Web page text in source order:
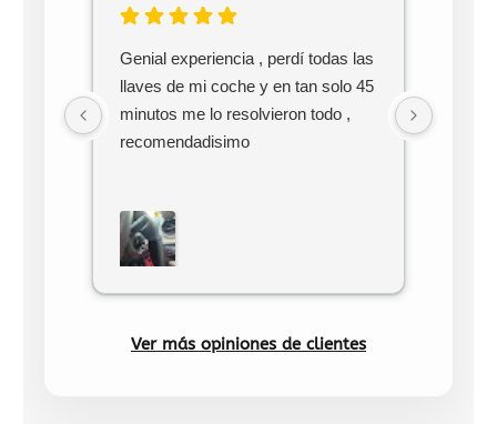
Genial experiencia , perdí todas las
llaves de mi coche y en tan solo 45
minutos me lo resolvieron todo ,
recomendadisimo
Ver más opiniones de clientes